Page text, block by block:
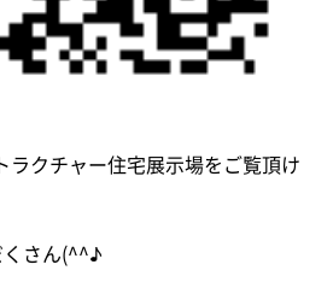
ラクチャー住宅展示場をご覧頂け
くさん(^^♪